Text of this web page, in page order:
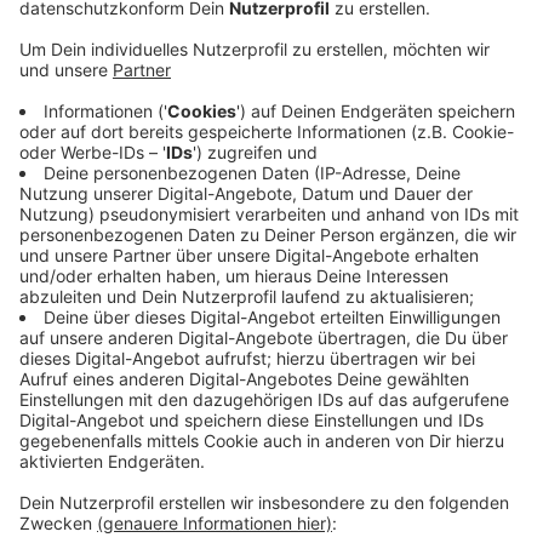
Veröffentlicht:Montag, 23.05.2022 06:48
Anzeige
Das ist mal ein toller Erfolg gewesen. Und das macht
die neue Route ein stückweit bekannter und das
spricht sich unter Ausflüglern herum, hoffen
Touristiker im Kreis. An über 30 Stationen gab es
Kultur, die Resonanz ist noch immer durchweg gut,
zieht unter anderem das Kultur-Team der Gemeinde
Senden eine Bilanz. Unter anderem habe aber auch das
gute Wetter der Aktion in die Karten gespielt. Seit
zwei Jahren gibt es die SteverLandRoute bereits, die
Pandemie verhinderte, die neue Radroute offiziell zu
eröffnen.
Anzeige